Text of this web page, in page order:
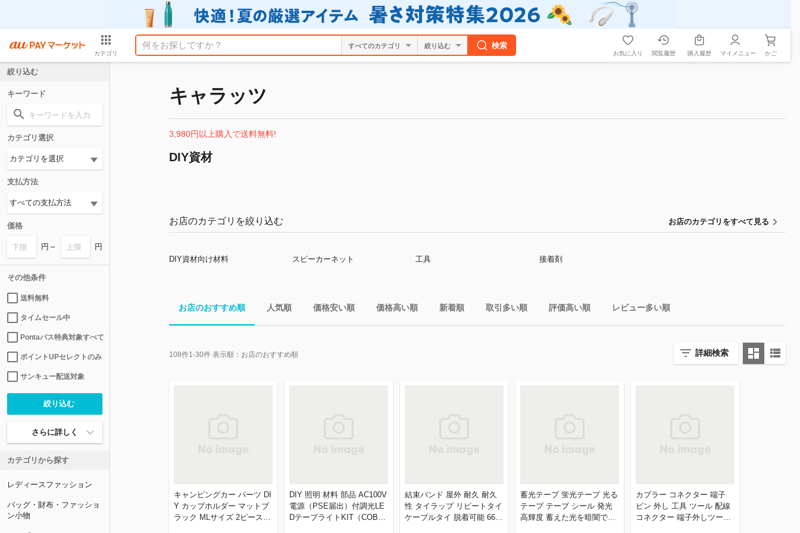
カテゴリ
絞り込む 検索
お気に入り 閲覧履歴 購入履歴 マイメニュー かご
キャラッツ
3,980円以上購入で送料無料!
DIY資材
お店のカテゴリを絞り込む お店のカテゴリをすべて見る
DIY資材向け材料 スピーカーネット 工具 接着剤
お店のおすすめ順 人気順 価格安い順 価格高い順 新着順 取引多い順 評価高い順 レビュー多い順
詳細検索
108件1-30件 表示順： お店のおすすめ順
キャンピングカー パーツ DI
Y カップホルダー マットブ
ラック MLサイズ 2ピースセ
DIY 照明 材料 部品 AC100V
電源（PSE届出）付調光LE
DテープライトKIT（COB）
結束バンド 屋外 耐久 耐久
性 タイラップ リピートタイ
ケーブルタイ 脱着可能 66ナ
蓄光テープ 蛍光テープ 光る
テープ テープ シール 発光
高輝度 蓄えた光を暗闇で放
カプラー コネクター 端子
ピン 外し 工具 ツール 配線
コネクター 端子外しツール
絞り込む
キーワード
カテゴリ選択
支払方法
価格
円～ 円
その他条件
送料無料
タイムセール中
Pontaパス特典対象すべて
ポイントUPセレクトのみ
サンキュー配送対象
さらに詳しく
カテゴリから探す
レディースファッション
バッグ・財布・ファッショ
ン小物